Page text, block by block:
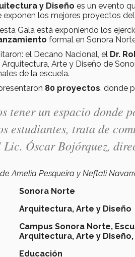
y Diseño es un evento
exponen los mejores proyectos
Gala está exponiendo los
formal en Sonora
el Decano Nacional, el Dr.
Arte y Diseño de
de la escuela.
80 proyectos, donde
tener un espacio donde
estudiantes, trata de
Lic. Óscar Bojórquez,
Amelia Pesqueira y Neftali
Sonora Norte
Arquitectura, Arte y Diseño
Campus Sonora Norte,
Arquitectura, Arte y Diseño,
Educación